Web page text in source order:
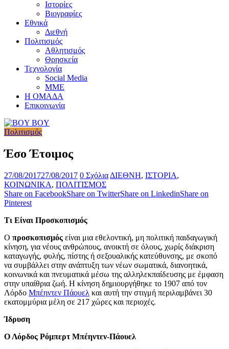
Ιστορίες
Βιογραφίες
Εθνικά
Διεθνή
Πολιτισμός
Αθλητισμός
Θρησκεία
Τεχνολογία
Social Media
ΜΜΕ
Η ΟΜΑΔΑ
Επικοινωνία
Πολιτισμός
Έσο Έτοιμος
27/08/201727/08/2017 0 Σχόλια ΔΙΕΘΝΗ, ΙΣΤΟΡΙΑ,
ΚΟΙΝΩΝΙΚΑ, ΠΟΛΙΤΙΣΜΟΣ
Share on FacebookShare on TwitterShare on LinkedinShare on
Pinterest
Τι Είναι Προσκοπισμός
Ο προσκοπισμός είναι μια εθελοντική, μη πολιτική παιδαγωγική
κίνηση, για νέους ανθρώπους, ανοικτή σε όλους, χωρίς διάκριση
καταγωγής, φυλής, πίστης ή σεξουαλικής κατεύθυνσης, με σκοπό
να συμβάλλει στην ανάπτυξη των νέων σωματικά, διανοητικά,
κοινωνικά και πνευματικά μέσω της αλληλεκπαίδευσης με έμφαση
στην υπαίθρια ζωή. Η κίνηση δημιουργήθηκε το 1907 από τον
Λόρδο Μπέηντεν Πάουελ και αυτή την στιγμή περιλαμβάνει 30
εκατομμύρια μέλη σε 217 χώρες και περιοχές.
Ίδρυση
Ο Λόρδος Ρόμπερτ Μπέηντεν-Πάουελ